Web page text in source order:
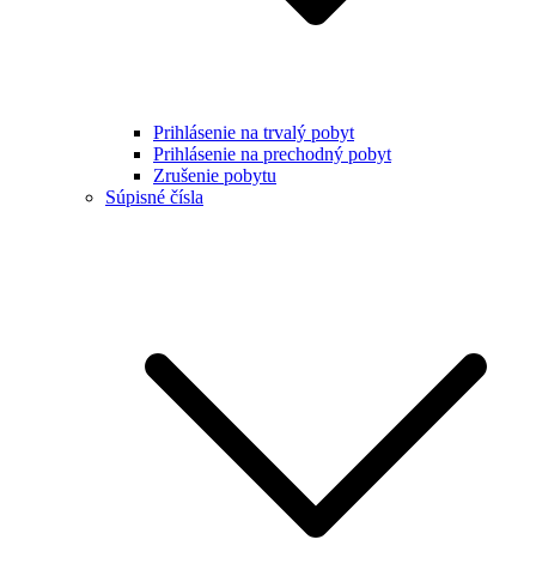
Prihlásenie na trvalý pobyt
Prihlásenie na prechodný pobyt
Zrušenie pobytu
Súpisné čísla